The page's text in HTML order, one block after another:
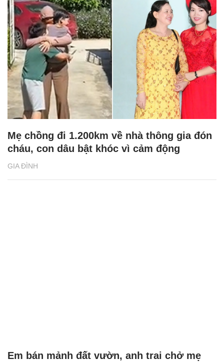
GIA ĐÌNH
Mẹ chồng đi 1.200km về nhà thông gia đón
cháu, con dâu bật khóc vì cảm động
Em bán mảnh đất vườn, anh trai chở mẹ